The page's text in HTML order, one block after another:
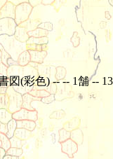
(彩色) -- -- 1舗 --